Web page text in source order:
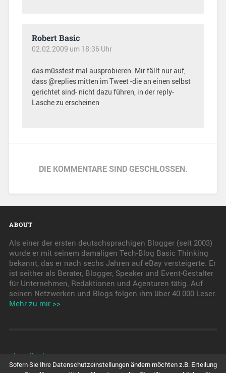
Robert Basic
02.02.2009 um 18:36 Uhr
das müsstest mal ausprobieren. Mir fällt nur auf,
dass @replies mitten im Tweet -die an einen selbst
gerichtet sind- nicht dazu führen, in der reply-
Lasche zu erscheinen
DIE KOMMENTARE SIND GESCHLOSSEN.
ABOUT
Als einer der ersten deutschsprachigen Blogger (seit 2003)
wurde er mit seinem damaligen Tech-Blog Basic Thinking
bekannt, das er nach sechs Jahren auf eBay versteigerte. Er
ist seither als Berater, Blogger, Speaker und Event-Gestalter
für Unternehmen, Redaktionen und Agenturen tätig. Auf
seinen Netzwerken und Blogs folgen ihm über 40.000 Leser.
Mehr zu mir >>
pkwteile.de
Sofern Sie Ihre Datenschutzeinstellungen ändern möchten z.B. Erteilung